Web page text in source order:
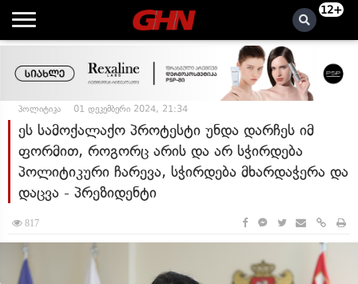
12+
პოლიტიკა 01 დეკემბერი 2024, 21:34
ეს სამოქალაქო პროტესტი უნდა დარჩეს იმ
ფორმით, როგორც არის და არ სჭირდება
პოლიტიკური ჩარევა, სჭირდება მხარდაჭერა და
დაცვა - პრეზიდენტი
817